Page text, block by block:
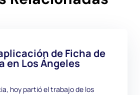
de Ficha de
en Los Ángeles
hoy partió el trabajo de los